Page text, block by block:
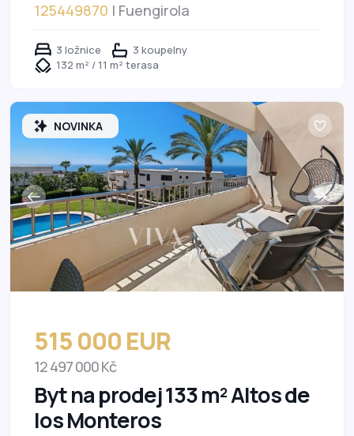
125449870 | Fuengirola
3 ložnice
3 koupelny
132 m² / 11 m² terasa
NOVINKA
515 000 EUR
12 497 000 Kč
Byt na prodej 133 m² Altos de
los Monteros